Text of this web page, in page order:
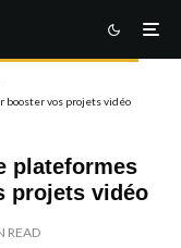
booster vos projets vidéo
plateformes
projets vidéo
READ